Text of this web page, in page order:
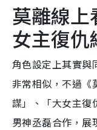
莫離線上
女主復仇
角色設定上其實與
非常相似，不過《
謀」、「大女主復
男神丞磊合作，展